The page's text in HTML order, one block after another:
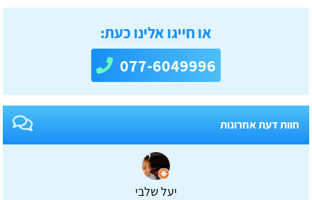
או חייגו אלינו כעת:
077-6049996
חוות דעת אחרונות
יעל שלבי